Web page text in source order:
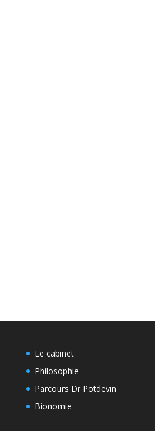
Le cabinet
Philosophie
Parcours Dr Potdevin
Bionomie